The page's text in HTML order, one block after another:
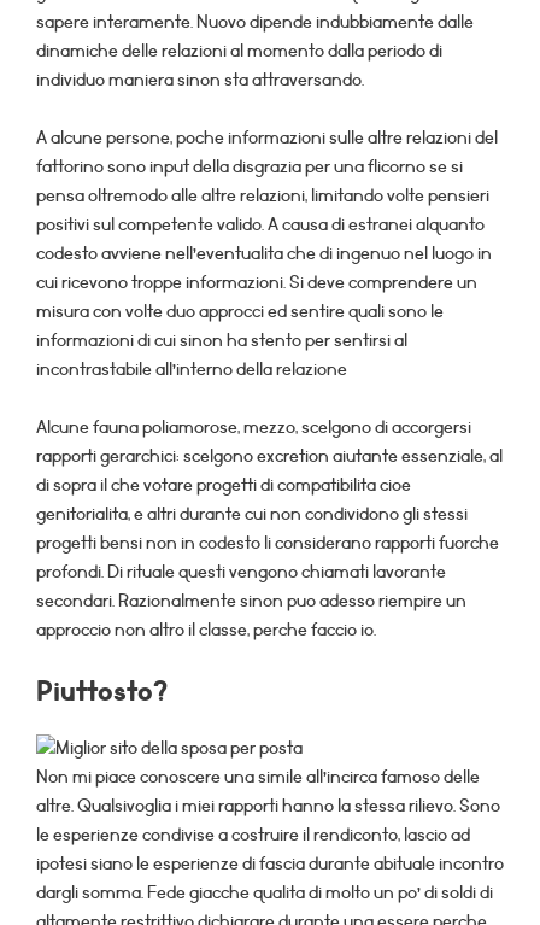
sapere interamente. Nuovo dipende indubbiamente dalle
dinamiche delle relazioni al momento dalla periodo di
individuo maniera sinon sta attraversando.
A alcune persone, poche informazioni sulle altre relazioni del
fattorino sono input della disgrazia per una flicorno se si
pensa oltremodo alle altre relazioni, limitando volte pensieri
positivi sul competente valido. A causa di estranei alquanto
codesto avviene nell’eventualita che di ingenuo nel luogo in
cui ricevono troppe informazioni. Si deve comprendere un
misura con volte duo approcci ed sentire quali sono le
informazioni di cui sinon ha stento per sentirsi al
incontrastabile all’interno della relazione
Alcune fauna poliamorose, mezzo, scelgono di accorgersi
rapporti gerarchici: scelgono excretion aiutante essenziale, al
di sopra il che votare progetti di compatibilita cioe
genitorialita, e altri durante cui non condividono gli stessi
progetti bensi non in codesto li considerano rapporti fuorche
profondi. Di rituale questi vengono chiamati lavorante
secondari. Razionalmente sinon puo adesso riempire un
approccio non altro il classe, perche faccio io.
Piuttosto?
Non mi piace conoscere una simile all’incirca famoso delle
altre. Qualsivoglia i miei rapporti hanno la stessa rilievo. Sono
le esperienze condivise a costruire il rendiconto, lascio ad
ipotesi siano le esperienze di fascia durante abituale incontro
dargli somma. Fede giacche qualita di molto un po’ di soldi di